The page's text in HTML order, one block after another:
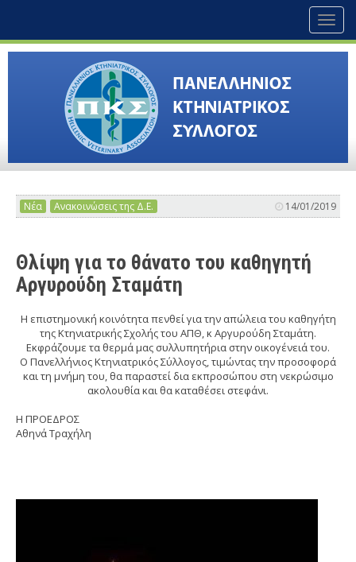
Νέα Ανακοινώσεις της Δ.Ε. 14/01/2019
Θλίψη για το θάνατο του καθηγητή
Αργυρούδη Σταμάτη
Η επιστημονική κοινότητα πενθεί για την απώλεια του καθηγήτη
της Κτηνιατρικής Σχολής του ΑΠΘ, κ Αργυρούδη Σταμάτη.
Εκφράζουμε τα θερμά μας συλλυπητήρια στην οικογένειά του.
Ο Πανελλήνιος Κτηνιατρικός Σύλλογος, τιμώντας την προσοφορά
και τη μνήμη του, θα παραστεί δια εκπροσώπου στη νεκρώσιμο
ακολουθία και θα καταθέσει στεφάνι.
Η ΠΡΟΕΔΡΟΣ
Αθηνά Τραχήλη